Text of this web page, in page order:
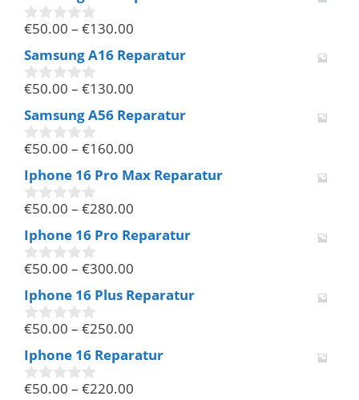
n
5
0
o
n
5
€50.00 – €130.00
Samsung A16 Reparatur
0
o
n
5
€50.00 – €130.00
Samsung A56 Reparatur
0
o
n
5
€50.00 – €160.00
Iphone 16 Pro Max Reparatur
0
o
n
5
€50.00 – €280.00
Iphone 16 Pro Reparatur
0
o
n
5
€50.00 – €300.00
Iphone 16 Plus Reparatur
0
o
n
5
€50.00 – €250.00
Iphone 16 Reparatur
0
€50.00 – €220.00